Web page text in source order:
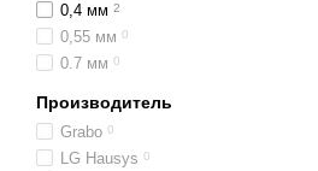
0,4 мм 2
0,55 мм 0
0.7 мм 0
Производитель
Grabo 0
LG Hausys 0